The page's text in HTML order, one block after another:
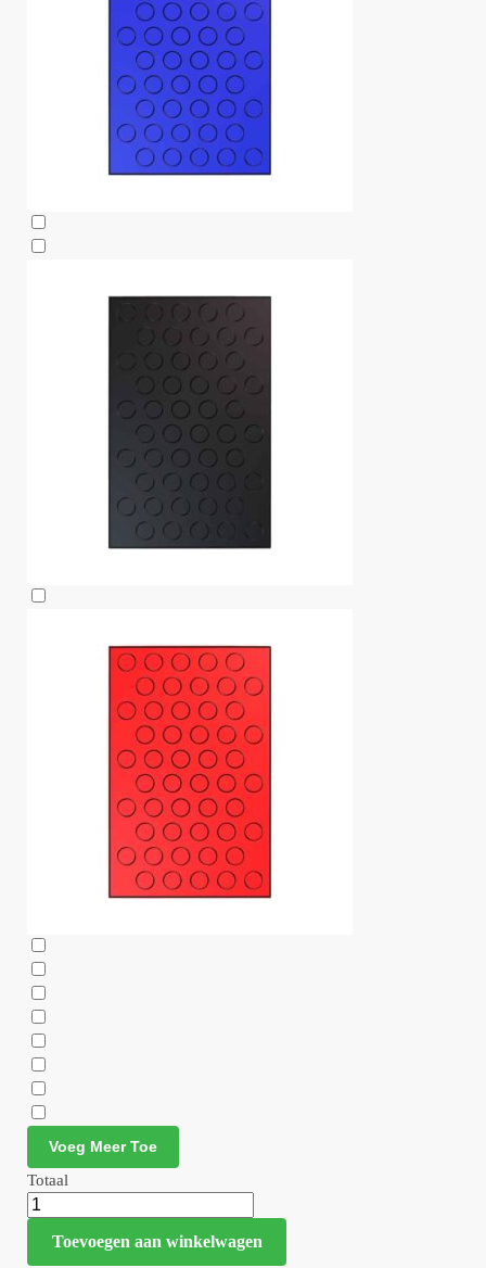
Voeg Meer Toe
Totaal
Toevoegen aan winkelwagen